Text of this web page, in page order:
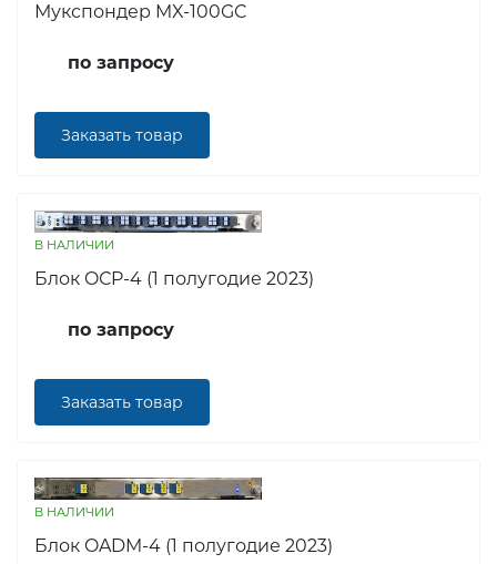
Мукспондер MX-100GC
по запросу
Заказать товар
В НАЛИЧИИ
Блок OСP-4 (1 полугодие 2023)
по запросу
Заказать товар
В НАЛИЧИИ
Блок OADM-4 (1 полугодие 2023)